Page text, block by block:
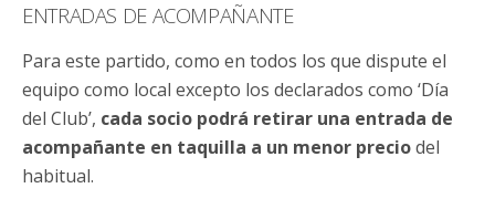
ENTRADAS DE ACOMPAÑANTE
Para este partido, como en todos los que dispute el
equipo como local excepto los declarados como ‘Día
del Club’, cada socio podrá retirar una entrada de
acompañante en taquilla a un menor preciodel
habitual.